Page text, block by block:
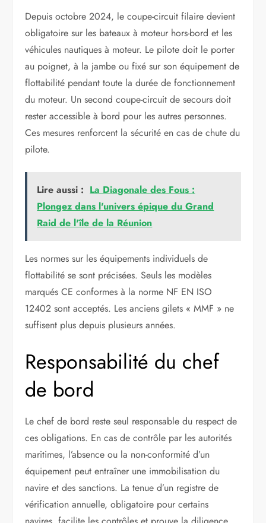
Depuis octobre 2024, le coupe-circuit filaire devient
obligatoire sur les bateaux à moteur hors-bord et les
véhicules nautiques à moteur. Le pilote doit le porter
au poignet, à la jambe ou fixé sur son équipement de
flottabilité pendant toute la durée de fonctionnement
du moteur. Un second coupe-circuit de secours doit
rester accessible à bord pour les autres personnes.
Ces mesures renforcent la sécurité en cas de chute du
pilote.
Lire aussi : La Diagonale des Fous :
Plongez dans l'univers épique du Grand
Raid de l'île de la Réunion
Les normes sur les équipements individuels de
flottabilité se sont précisées. Seuls les modèles
marqués CE conformes à la norme NF EN ISO
12402 sont acceptés. Les anciens gilets « MMF » ne
suffisent plus depuis plusieurs années.
Responsabilité du chef
de bord
Le chef de bord reste seul responsable du respect de
ces obligations. En cas de contrôle par les autorités
maritimes, l’absence ou la non-conformité d’un
équipement peut entraîner une immobilisation du
navire et des sanctions. La tenue d’un registre de
vérification annuelle, obligatoire pour certains